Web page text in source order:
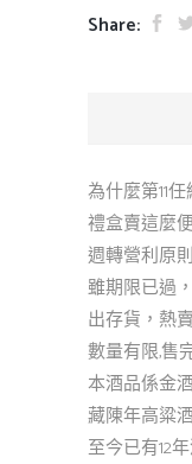
Share:
為什麼第11
禮盒賣這麼
週轉營利原
雖期限已過
出存貨，熱
數量有限,售
本酒品係金
藏陳年高粱
至今已有12